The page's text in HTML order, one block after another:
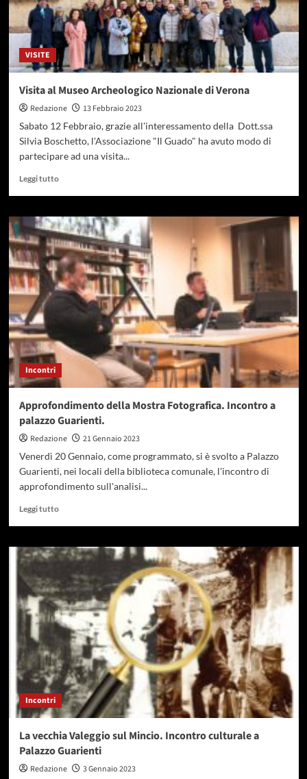
VISITE
Visita al Museo Archeologico Nazionale di Verona
Redazione
13 Febbraio 2023
Sabato 12 Febbraio, grazie all'interessamento della Dott.ssa
Silvia Boschetto, l'Associazione "Il Guado" ha avuto modo di
partecipare ad una visita...
Leggi tutto
Incontri
Approfondimento della Mostra Fotografica. Incontro a
palazzo Guarienti.
Redazione
21 Gennaio 2023
Venerdì 20 Gennaio, come programmato, si è svolto a Palazzo
Guarienti, nei locali della biblioteca comunale, l'incontro di
approfondimento sull'analisi...
Leggi tutto
Incontri
La vecchia Valeggio sul Mincio. Incontro culturale a
Palazzo Guarienti
Redazione
3 Gennaio 2023